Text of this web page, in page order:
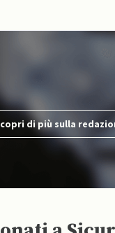
di più sulla